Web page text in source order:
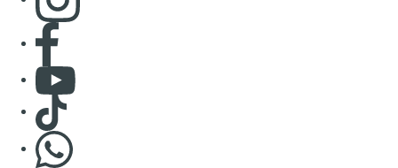
Consulter page Facebook
Consulter Youtube
Consulter TikTok